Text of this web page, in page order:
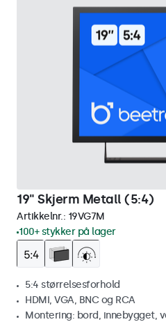
19" Skjerm Metall (5:4)
Artikkelnr.: 19VG7M
100+ stykker på lager
5:4 størrelsesforhold
HDMI, VGA, BNC og RCA
Montering: bord, innebygget,